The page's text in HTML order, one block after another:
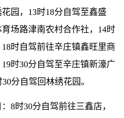
园，13时18分自驾至鑫盛
场路津南农村合作社，14时
时自驾前往辛庄镇鑫旺里商
时30分自驾至辛庄镇新濠广
分自驾回林绣花园。
时30分自驾前往三鑫店，